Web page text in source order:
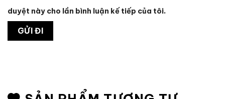
duyệt này cho lần bình luận kế tiếp của tôi.